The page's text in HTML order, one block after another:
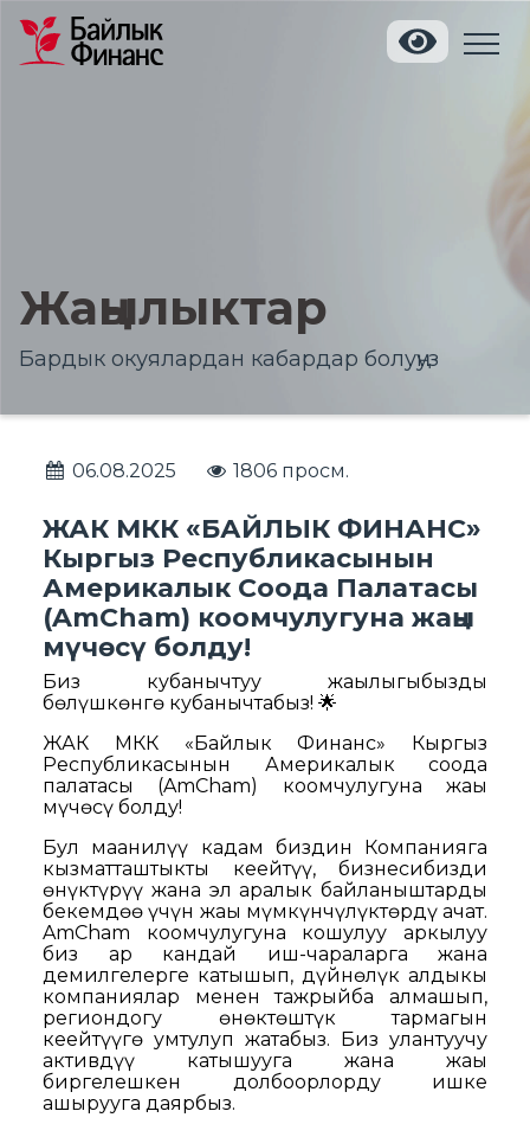
Жаңылыктар
Бардык окуялардан кабардар болуңуз
06.08.2025 1806 просм.
ЖАК МКК «БАЙЛЫК ФИНАНС»
Кыргыз Республикасынын
Америкалык Соода Палатасы
(AmCham) коомчулугуна жаңы
мүчөсү болду!
Биз кубанычтуу жаңылыгыбызды
бөлүшкөнгө кубанычтабыз! 🌟
ЖАК МКК «Байлык Финанс» Кыргыз
Республикасынын Америкалык соода
палатасы (AmCham) коомчулугуна жаңы
мүчөсү болду!
Бул маанилүү кадам биздин Компанияга
кызматташтыкты кеңейтүү, бизнесибизди
өнүктүрүү жана эл аралык байланыштарды
бекемдөө үчүн жаңы мүмкүнчүлүктөрдү ачат.
AmCham коомчулугуна кошулуу аркылуу
биз ар кандай иш-чараларга жана
демилгелерге катышып, дүйнөлүк алдыңкы
компаниялар менен тажрыйба алмашып,
региондогу өнөктөштүк тармагын
кеңейтүүгө умтулуп жатабыз. Биз улантуучу
активдүү катышууга жана жаңы
биргелешкен долбоорлорду ишке
ашырууга даярбыз.